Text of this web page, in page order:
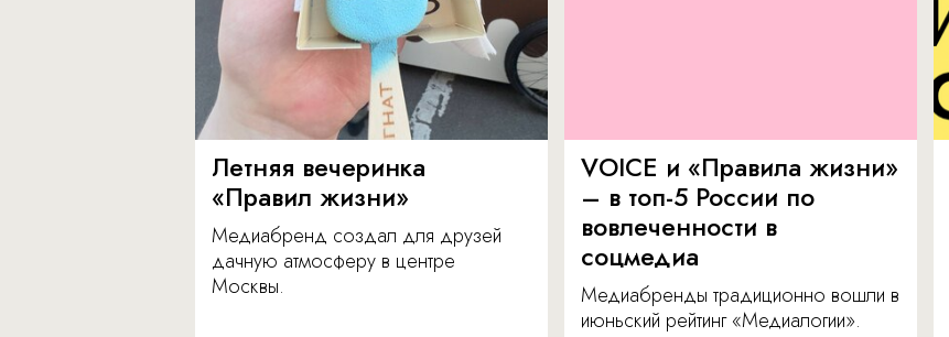
Летняя вечеринка
«Правил жизни»
Медиабренд создал для друзей
дачную атмосферу в центре
Москвы.
VOICE и «Правила жизни»
– в топ-5 России по
вовлеченности в
соцмедиа
Медиабренды традиционно вошли в
июньский рейтинг «Медиалогии».